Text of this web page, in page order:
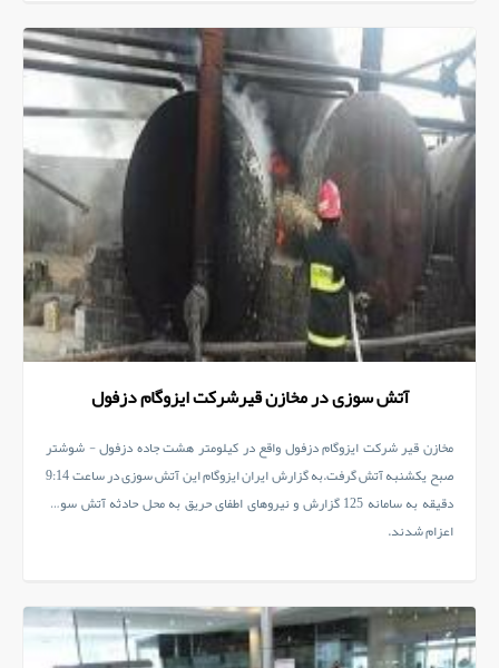
آتش سوزی در مخازن قیرشرکت ایزوگام دزفول
مخازن قیر شرکت ایزوگام دزفول واقع در کیلومتر هشت جاده دزفول - شوشتر
صبح یکشنبه آتش گرفت.به گزارش ایران ایزوگام این آتش سوزی در ساعت 9:14
دقیقه به سامانه 125 گزارش و نیروهای اطفای حریق به محل حادثه آتش سوزی
اعزام شدند.